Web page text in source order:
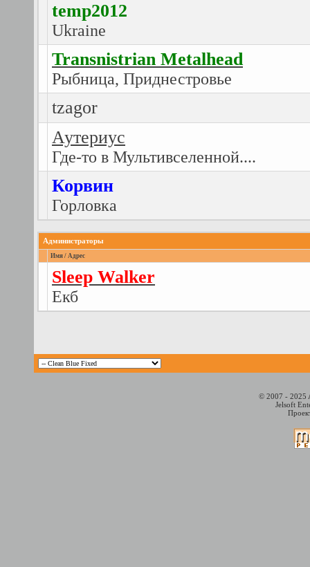
temp2012
Ukraine
Transnistrian Metalhead
Рыбница, Приднестровье
tzagor
Аутериус
Где-то в Мультивселенной....
Корвин
Горловка
Администраторы
Имя / Адрес
Sleep Walker
Екб
© 2007 - 2025
Jelsoft